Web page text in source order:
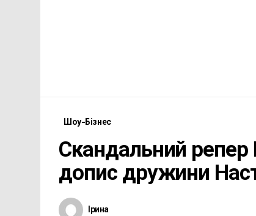
Шоу-Бізнес
Скандальний репер
допис дружини
Ірина